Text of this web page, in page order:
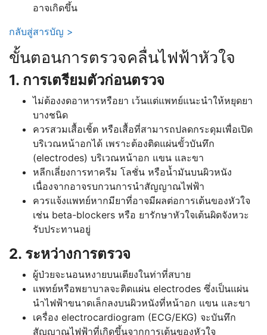
อาจเกิดขึ้น
กลับสู่สารบัญ >
ขั้นตอนการตรวจคลื่นไฟฟ้าหัวใจ
1. การเตรียมตัวก่อนตรวจ
ไม่ต้องงดอาหารหรือยา เว้นแต่แพทย์แนะนำให้หยุดยา
บางชนิด
ควรสวมเสื้อเชิ้ต หรือเสื้อที่สามารถปลดกระดุมเพื่อเปิด
บริเวณหน้าอกได้ เพราะต้องติดแผ่นขั้วบันทึก
(electrodes) บริเวณหน้าอก แขน และขา
หลีกเลี่ยงการทาครีม โลชั่น หรือน้ำมันบนผิวหนัง
เนื่องจากอาจรบกวนการนำสัญญาณไฟฟ้า
ควรแจ้งแพทย์หากมียาที่อาจมีผลต่อการเต้นของหัวใจ
เช่น beta-blockers หรือ ยารักษาหัวใจเต้นผิดจังหวะ
รับประทานอยู่
2. ระหว่างการตรวจ
ผู้ป่วยจะนอนหงายบนเตียงในท่าที่สบาย
แพทย์หรือพยาบาลจะติดแผ่น electrodes ซึ่งเป็นแผ่น
นำไฟฟ้าขนาดเล็กลงบนผิวหนังที่หน้าอก แขน และขา
เครื่อง electrocardiogram (ECG/EKG) จะบันทึก
สัญญาณไฟฟ้าที่เกิดขึ้นจากการเต้นของหัวใจ